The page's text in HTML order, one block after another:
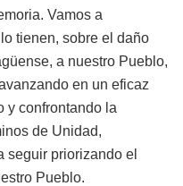
Vamos a
tienen, sobre el daño
a nuestro Pueblo,
en un eficaz
y confrontando la
de Unidad,
seguir priorizando el
Pueblo.